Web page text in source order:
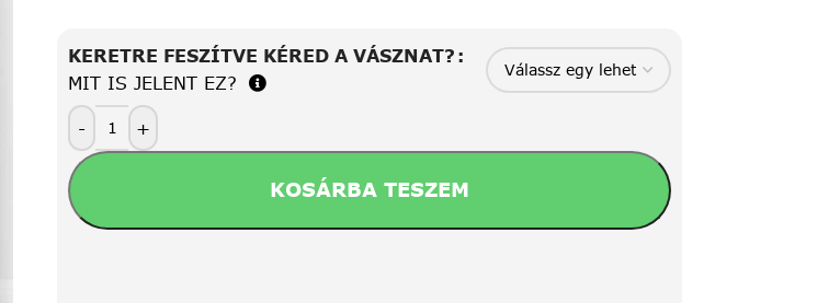
KERETRE FESZÍTVE KÉRED A VÁSZNAT?
MIT IS JELENT EZ?
-
+
KOSÁRBA TESZEM